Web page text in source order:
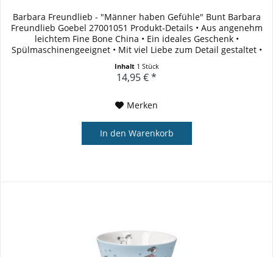
Barbara Freundlieb - "Männer haben Gefühle" Bunt Barbara
Freundlieb Goebel 27001051 Produkt-Details • Aus angenehm
leichtem Fine Bone China • Ein ideales Geschenk •
Spülmaschinengeeignet • Mit viel Liebe zum Detail gestaltet •
Inhalt 1 Stück
14,95 € *
Merken
In den Warenkorb